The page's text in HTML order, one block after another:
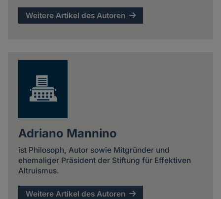
Weitere Artikel des Autoren
Adriano Mannino
ist Philosoph, Autor sowie Mitgründer und
ehemaliger Präsident der Stiftung für Effektiven
Altruismus.
Weitere Artikel des Autoren